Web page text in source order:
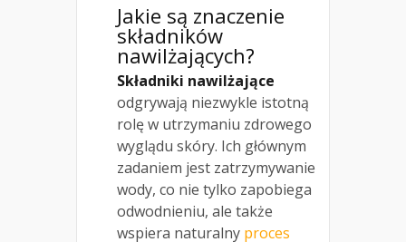
Jakie są znaczenie
składników
nawilżających?
Składniki nawilżające
odgrywają niezwykle istotną
rolę w utrzymaniu zdrowego
wyglądu skóry. Ich głównym
zadaniem jest zatrzymywanie
wody, co nie tylko zapobiega
odwodnieniu, ale także
wspiera naturalny proces